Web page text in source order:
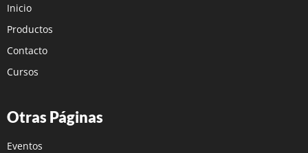
Inicio
Productos
Contacto
Cursos
Otras Páginas
Eventos